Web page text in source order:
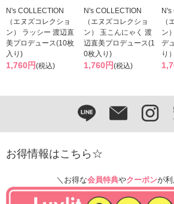
N's COLLECTION
（エヌズコレクショ
ン） ラッシー 渡辺直
美プロデュース(10枚
入り)
1,760円(税込)
N's COLLECTION
（エヌズコレクショ
ン） 玉こんにゃく 渡
辺直美プロデュース(1
0枚入り)
1,760円(税込)
N's
（
ン
デ
り）
お得情報はこちら☆
＼お得な会員特典やクーポンが